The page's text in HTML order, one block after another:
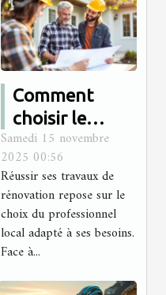
Comment
choisir le
meilleur
professionnel
local pour vos
projets de
rénovation ?
Samedi 15 novembre
2025 00:56
Réussir ses travaux de
rénovation repose sur le
choix du professionnel
local adapté à ses besoins.
Face à...